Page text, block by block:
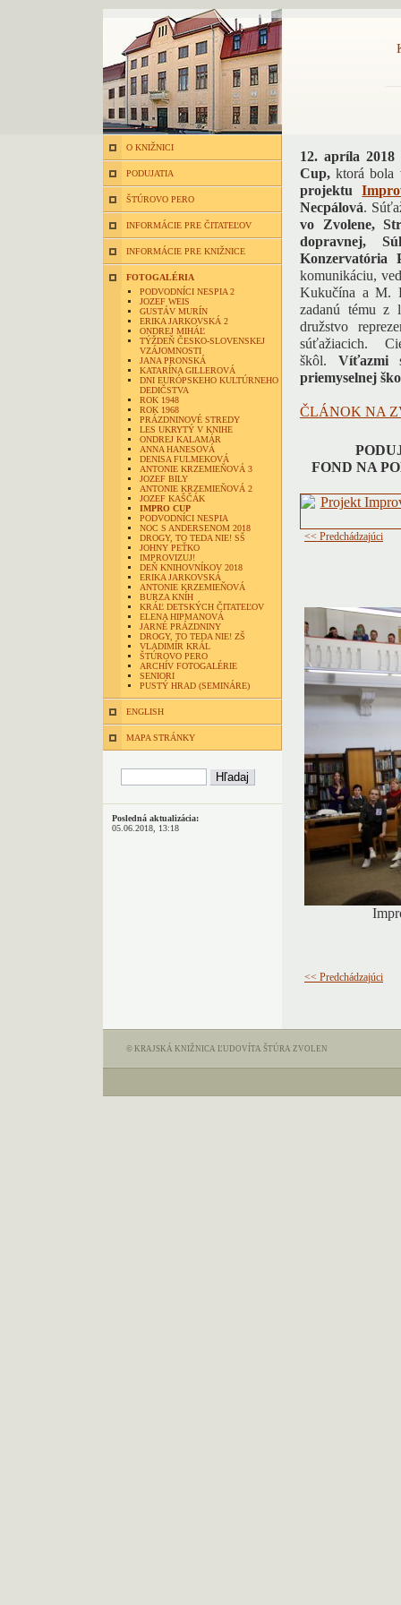
O KNIŽNICI
PODUJATIA
ŠTÚROVO PERO
INFORMÁCIE PRE ČITATEĽOV
INFORMÁCIE PRE KNIŽNICE
FOTOGALÉRIA
PODVODNÍCI NESPIA 2
JOZEF WEIS
GUSTÁV MURÍN
ERIKA JARKOVSKÁ 2
ONDREJ MIHÁĽ
TÝŽDEŇ ČESKO-SLOVENSKEJ
VZÁJOMNOSTI
JANA PRONSKÁ
KATARÍNA GILLEROVÁ
DNI EURÓPSKEHO KULTÚRNEHO
DEDIČSTVA
ROK 1948
ROK 1968
PRÁZDNINOVÉ STREDY
LES UKRYTÝ V KNIHE
ONDREJ KALAMÁR
ANNA HANESOVÁ
DENISA FULMEKOVÁ
ANTONIE KRZEMIEŇOVÁ 3
JOZEF BILY
ANTONIE KRZEMIEŇOVÁ 2
JOZEF KAŠČÁK
IMPRO CUP
PODVODNÍCI NESPIA
NOC S ANDERSENOM 2018
DROGY, TO TEDA NIE! SŠ
JOHNY PEŤKO
IMPROVIZUJ!
DEŇ KNIHOVNÍKOV 2018
ERIKA JARKOVSKÁ
ANTONIE KRZEMIEŇOVÁ
BURZA KNÍH
KRÁĽ DETSKÝCH ČITATEĽOV
ELENA HIPMANOVÁ
JARNÉ PRÁZDNINY
DROGY, TO TEDA NIE! ZŠ
VLADIMÍR KRÁL
ŠTÚROVO PERO
ARCHÍV FOTOGALÉRIE
SENIORI
PUSTÝ HRAD (SEMINÁRE)
ENGLISH
MAPA STRÁNKY
Posledná aktualizácia:
05.06.2018, 13:18
12. apríla 2018
Cup, ktorá bola
projektu
Necpálová.
vo Zvolene,
dopravnej,
Konzervatória
komunikáciu,
Kukučína a M.
zadanú tému z
družstvo
súťažiacich.
škôl. Víťazmi
priemyselnej
ČLÁNOK NA
FOND NA
<< Predchádzajúci
<< Predchádzajúci
© KRAJSKÁ KNIŽNICA ĽUDOVÍTA ŠTÚRA ZVOLEN